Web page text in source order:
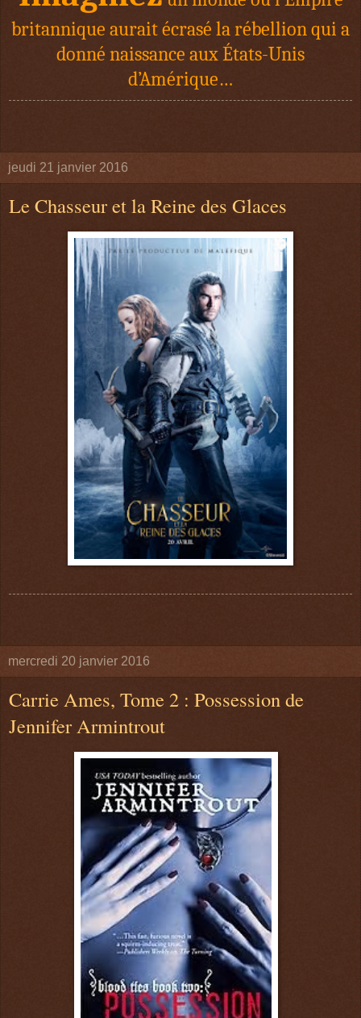
britannique aurait écrasé la rébellion qui a
donné naissance aux États-Unis
d’Amérique…
jeudi 21 janvier 2016
Le Chasseur et la Reine des Glaces
mercredi 20 janvier 2016
Carrie Ames, Tome 2 : Possession de
Jennifer Armintrout